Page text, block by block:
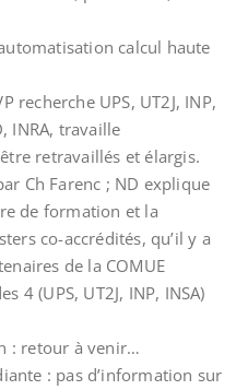
calcul haute
recherche UPS, UT2J, INP,
INRA, travaille
retravaillés et élargis.
Ch Farenc ; ND explique
de formation et la
co-accrédités, qu’il y a
de la COMUE
4 (UPS, UT2J, INP, INSA)
: retour à venir…
: pas d’information sur